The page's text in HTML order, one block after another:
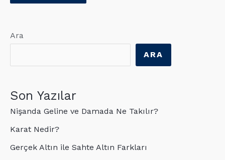
Ara
ARA
Son Yazılar
Nişanda Geline ve Damada Ne Takılır?
Karat Nedir?
Gerçek Altın ile Sahte Altın Farkları